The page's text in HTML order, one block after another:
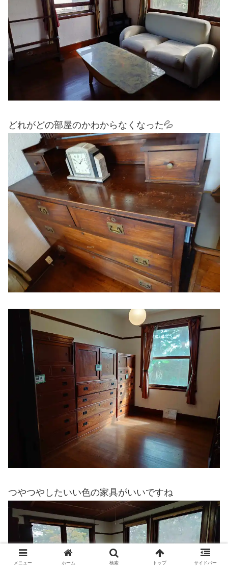
どれがどの部屋のかわからなくなった💦
つやつやしたいい色の家具がいいですね
メニュー ホーム 検索 トップ サイドバー